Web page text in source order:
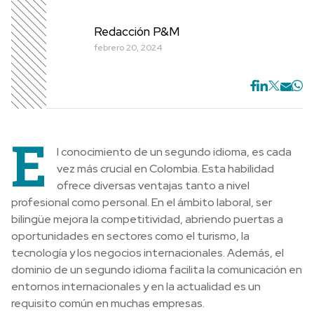
Redacción P&M
febrero 20, 2024
E
l conocimiento de un segundo idioma, es cada
vez más crucial en Colombia. Esta habilidad
ofrece diversas ventajas tanto a nivel
profesional como personal. En el ámbito laboral, ser
bilingüe mejora la competitividad, abriendo puertas a
oportunidades en sectores como el turismo, la
tecnología y los negocios internacionales. Además, el
dominio de un segundo idioma facilita la comunicación en
entornos internacionales y en la actualidad es un
requisito común en muchas empresas.